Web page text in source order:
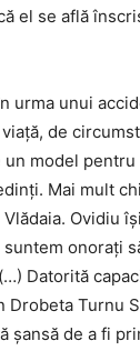
el se află
urma unui
de
model
Mai mult
Ovidiu
onorați
Datorită
Drobeta Turnu
șansă de a fi